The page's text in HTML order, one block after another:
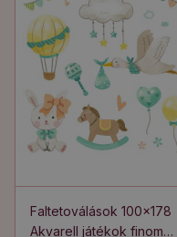
Faltetoválások 100x178
Akvarell játékok finom